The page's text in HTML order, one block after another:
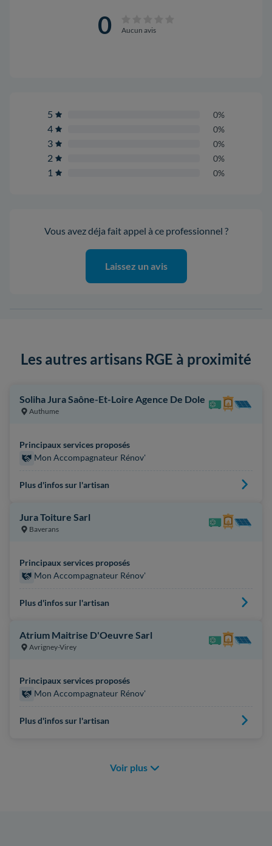
0 Aucun avis
5 0%
4 0%
3 0%
2 0%
1 0%
Vous avez déja fait appel à ce professionnel ?
Laissez un avis
Les autres artisans RGE à proximité
Soliha Jura Saône-Et-Loire Agence De Dole
Authume
Principaux services proposés
Mon Accompagnateur Rénov'
Plus d'infos sur l'artisan
Jura Toiture Sarl
Baverans
Principaux services proposés
Mon Accompagnateur Rénov'
Plus d'infos sur l'artisan
Atrium Maitrise D'Oeuvre Sarl
Avrigney-Virey
Principaux services proposés
Mon Accompagnateur Rénov'
Plus d'infos sur l'artisan
Voir plus